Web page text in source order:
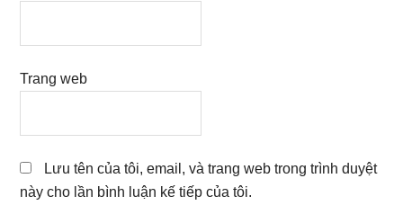
Trang web
Lưu tên của tôi, email, và trang web trong trình duyệt
này cho lần bình luận kế tiếp của tôi.